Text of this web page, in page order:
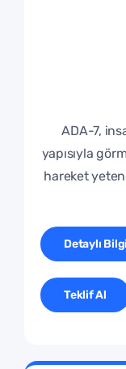
ADA-7,
yapısıyla
hareket
Detaylı Bilgi
Teklif Al